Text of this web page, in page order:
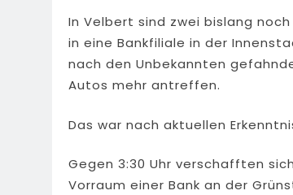
In Velbert sind zwei bislang
in eine Bankfiliale in der
nach den Unbekannten
Autos mehr antreffen.
Das war nach aktuellen
Gegen 3:30 Uhr verschafften
Vorraum einer Bank an der